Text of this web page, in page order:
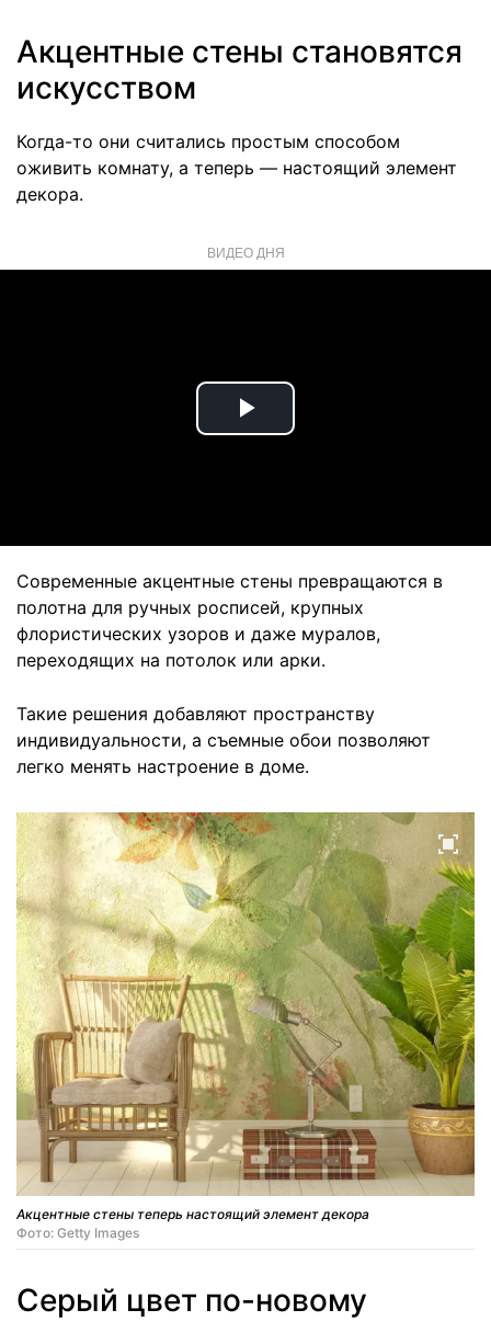
Акцентные стены становятся
искусством
Когда-то они считались простым способом
оживить комнату, а теперь — настоящий элемент
декора.
ВИДЕО ДНЯ
Play
Современные акцентные стены превращаются в
полотна для ручных росписей, крупных
флористических узоров и даже муралов,
переходящих на потолок или арки.
Такие решения добавляют пространству
индивидуальности, а съемные обои позволяют
легко менять настроение в доме.
Акцентные стены теперь настоящий элемент декора
Фото: Getty Images
Серый цвет по-новому